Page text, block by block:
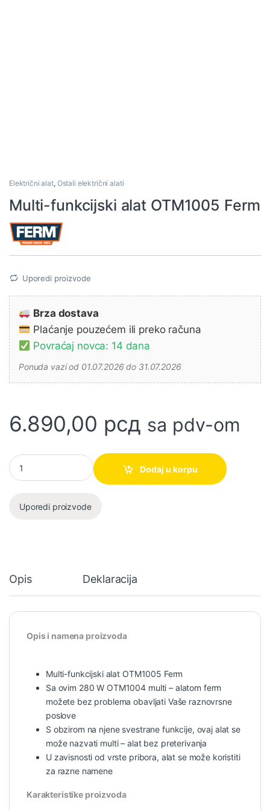
Električni alat, Ostali električni alati
Multi-funkcijski alat OTM1005 Ferm
Uporedi proizvode
Brza dostava
Plaćanje pouzećem ili preko računa
Povraćaj novca: 14 dana
Ponuda vazi od 01.07.2026 do 31.07.2026
6.890,00 рсд sa pdv-om
Multi-funkcijski alat OTM1005 Ferm količina
Dodaj u korpu
Uporedi proizvode
Opis Deklaracija
Opis i namena proizvoda
Multi-funkcijski alat OTM1005 Ferm
Sa ovim 280 W OTM1004 multi – alatom ferm
možete bez problema obavljati Vaše raznovrsne
poslove
S obzirom na njene svestrane funkcije, ovaj alat se
može nazvati multi – alat bez preterivanja
U zavisnosti od vrste pribora, alat se može koristiti
za razne namene
Karakteristike proizvoda